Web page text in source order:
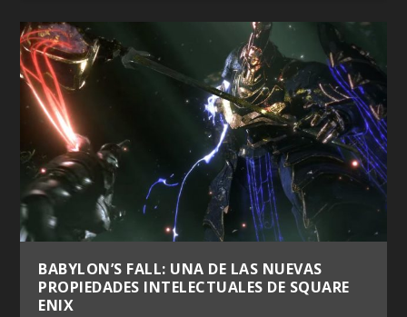
BABYLON’S FALL: UNA DE LAS NUEVAS
PROPIEDADES INTELECTUALES DE SQUARE
ENIX